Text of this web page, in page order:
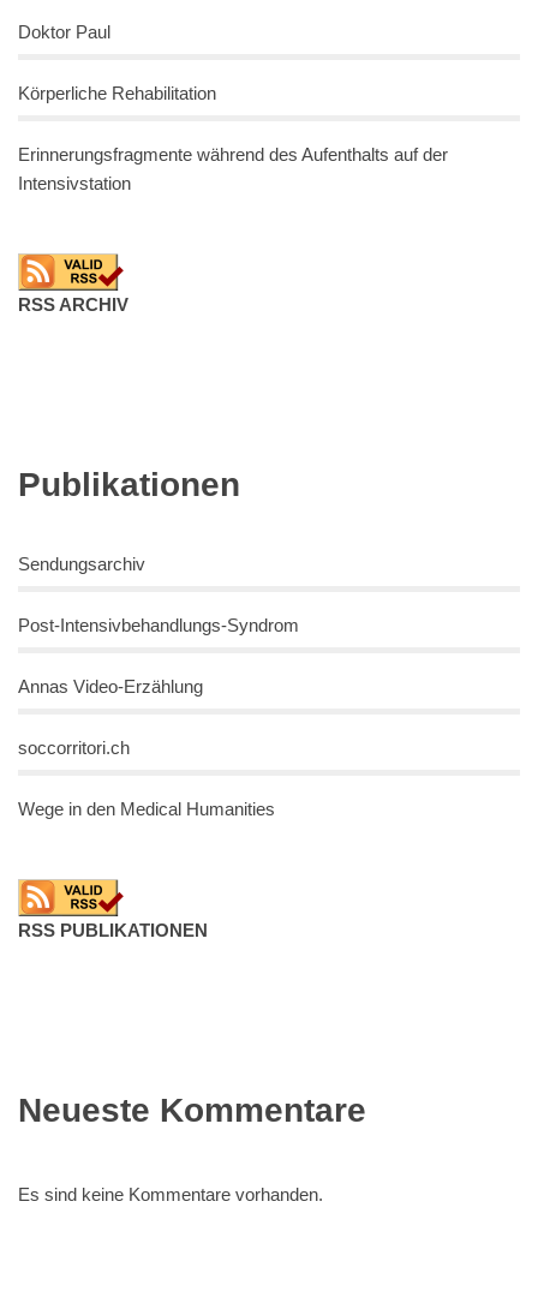
Doktor Paul
Körperliche Rehabilitation
Erinnerungsfragmente während des Aufenthalts auf der
Intensivstation
RSS ARCHIV
Publikationen
Sendungsarchiv
Post-Intensivbehandlungs-Syndrom
Annas Video-Erzählung
soccorritori.ch
Wege in den Medical Humanities
RSS PUBLIKATIONEN
Neueste Kommentare
Es sind keine Kommentare vorhanden.